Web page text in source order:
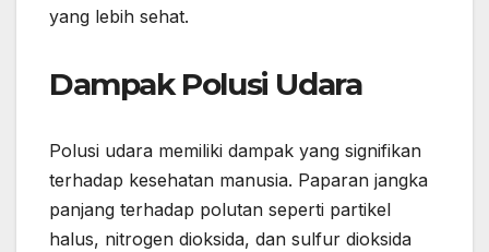
yang lebih sehat.
Dampak Polusi Udara
Polusi udara memiliki dampak yang signifikan
terhadap kesehatan manusia. Paparan jangka
panjang terhadap polutan seperti partikel
halus, nitrogen dioksida, dan sulfur dioksida